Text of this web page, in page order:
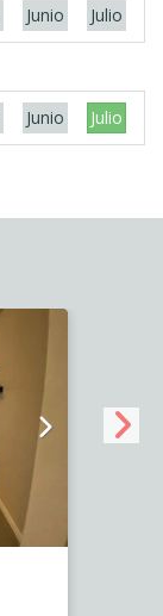
Junio Julio
Junio Julio